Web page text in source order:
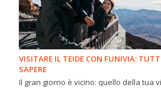
VISITARE IL TEIDE CON FUNIVIA:
SAPERE
Il gran giorno è vicino: quello della tua